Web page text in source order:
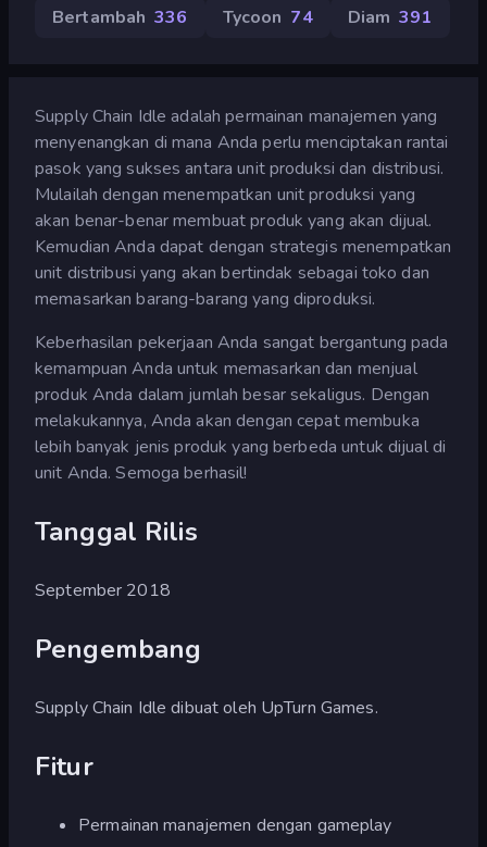
Bertambah 336 Tycoon 74 Diam 391
Supply Chain Idle adalah permainan manajemen yang
menyenangkan di mana Anda perlu menciptakan rantai
pasok yang sukses antara unit produksi dan distribusi.
Mulailah dengan menempatkan unit produksi yang
akan benar-benar membuat produk yang akan dijual.
Kemudian Anda dapat dengan strategis menempatkan
unit distribusi yang akan bertindak sebagai toko dan
memasarkan barang-barang yang diproduksi.
Keberhasilan pekerjaan Anda sangat bergantung pada
kemampuan Anda untuk memasarkan dan menjual
produk Anda dalam jumlah besar sekaligus. Dengan
melakukannya, Anda akan dengan cepat membuka
lebih banyak jenis produk yang berbeda untuk dijual di
unit Anda. Semoga berhasil!
Tanggal Rilis
September 2018
Pengembang
Supply Chain Idle dibuat oleh UpTurn Games.
Fitur
Permainan manajemen dengan gameplay